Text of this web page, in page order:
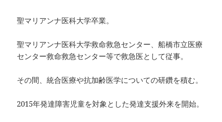
聖マリアンナ医科大学卒業。
聖マリアンナ医科大学救命救急センター、船橋市立医療
センター救命救急センター等で救急医として従事。
その間、統合医療や抗加齢医学についての研鑽を積む。
2015年発達障害児童を対象とした発達支援外来を開始。